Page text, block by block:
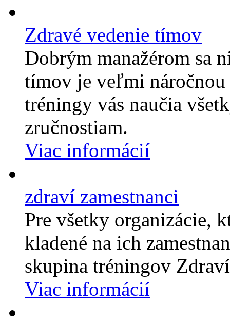
Zdravé vedenie tímov
Dobrým manažérom sa
tímov je veľmi náročnou
tréningy vás naučia
zručnostiam.
Viac informácií
zdraví zamestnanci
Pre všetky organizácie,
kladené na ich
skupina tréningov
Viac informácií